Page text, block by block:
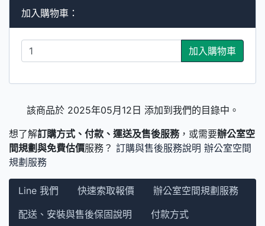
加入購物車：
加入購物車
該商品於 2025年05月12日 添加到我們的目錄中。
想了解訂購方式、付款、運送及售後服務，或需要辦公室空
間規劃與免費估價服務？ 訂購與售後服務說明 辦公室空間
規劃服務
Line 我們 快速索取報價
辦公室空間規劃服務
配送、安裝與售後保固說明
付款方式